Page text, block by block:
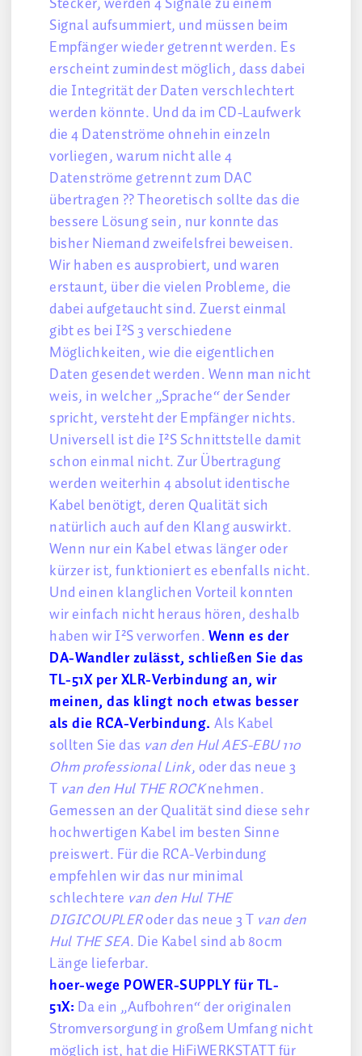
Signal aufsummiert, und müssen beim
Empfänger wieder getrennt werden. Es
erscheint zumindest möglich, dass dabei
die Integrität der Daten verschlechtert
werden könnte. Und da im CD-Laufwerk
die 4 Datenströme ohnehin einzeln
vorliegen, warum nicht alle 4
Datenströme getrennt zum DAC
übertragen ?? Theoretisch sollte das die
bessere Lösung sein, nur konnte das
bisher Niemand zweifelsfrei beweisen.
Wir haben es ausprobiert, und waren
erstaunt, über die vielen Probleme, die
dabei aufgetaucht sind. Zuerst einmal
gibt es bei I²S 3 verschiedene
Möglichkeiten, wie die eigentlichen
Daten gesendet werden. Wenn man nicht
weis, in welcher „Sprache“ der Sender
spricht, versteht der Empfänger nichts.
Universell ist die I²S Schnittstelle damit
schon einmal nicht. Zur Übertragung
werden weiterhin 4 absolut identische
Kabel benötigt, deren Qualität sich
natürlich auch auf den Klang auswirkt.
Wenn nur ein Kabel etwas länger oder
kürzer ist, funktioniert es ebenfalls nicht.
Und einen klanglichen Vorteil konnten
wir einfach nicht heraus hören, deshalb
haben wir I²S verworfen.Wenn es der
DA-Wandler zulässt, schließen Sie das
TL-51X per XLR-Verbindung an, wir
meinen, das klingt noch etwas besser
als die RCA-Verbindung. Als Kabel
sollten Sie das van den Hul AES-EBU 110
Ohm professional Link, oder das neue 3
T van den Hul THE ROCKnehmen.
Gemessen an der Qualität sind diese sehr
hochwertigen Kabel im besten Sinne
preiswert. Für die RCA-Verbindung
empfehlen wir das nur minimal
schlechtere van den Hul THE
DIGICOUPLERoder das neue 3 T van den
Hul THE SEA. Die Kabel sind ab 80cm
Länge lieferbar.
hoer-wege POWER-SUPPLY für TL-
51X: Da ein „Aufbohren“ der originalen
Stromversorgung in großem Umfang nicht
möglich ist, hat die HiFiWERKSTATT für